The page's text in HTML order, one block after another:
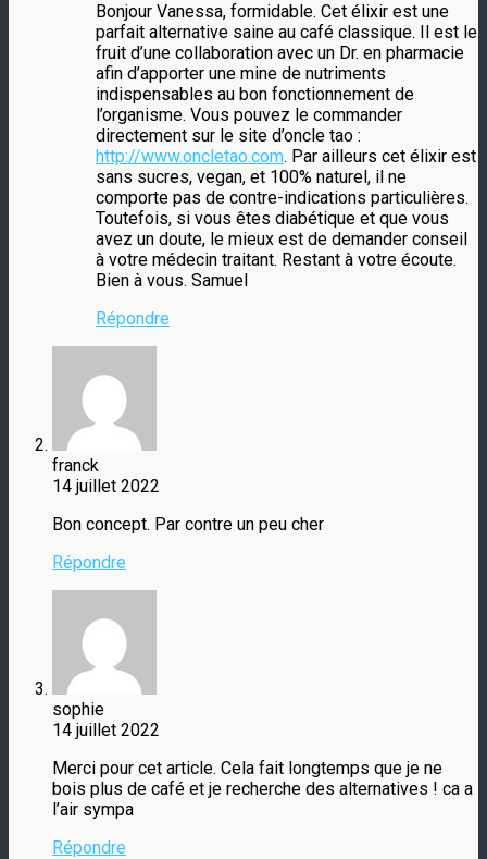
Bonjour Vanessa, formidable. Cet élixir est une
parfait alternative saine au café classique. Il est le
fruit d’une collaboration avec un Dr. en pharmacie
afin d’apporter une mine de nutriments
indispensables au bon fonctionnement de
l’organisme. Vous pouvez le commander
directement sur le site d’oncle tao :
http://www.oncletao.com. Par ailleurs cet élixir est
sans sucres, vegan, et 100% naturel, il ne
comporte pas de contre-indications particulières.
Toutefois, si vous êtes diabétique et que vous
avez un doute, le mieux est de demander conseil
à votre médecin traitant. Restant à votre écoute.
Bien à vous. Samuel
Répondre
franck
14 juillet 2022
Bon concept. Par contre un peu cher
Répondre
sophie
14 juillet 2022
Merci pour cet article. Cela fait longtemps que je ne
bois plus de café et je recherche des alternatives ! ca a
l’air sympa
Répondre